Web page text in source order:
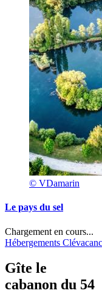
© VDamarin
Le pays du sel
Chargement en cours...
Hébergements
Gîte le
cabanon du 54